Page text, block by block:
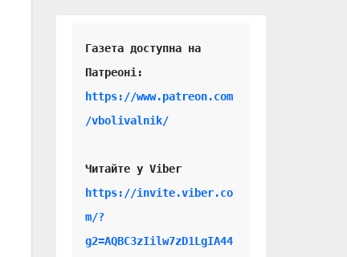
Газета доступна на
https://www.patreon.com
/vbolivalnik/
Читайте у Viber
https://invite.viber.co
m/?
g2=AQBC3zIilw7zD1LgIA44